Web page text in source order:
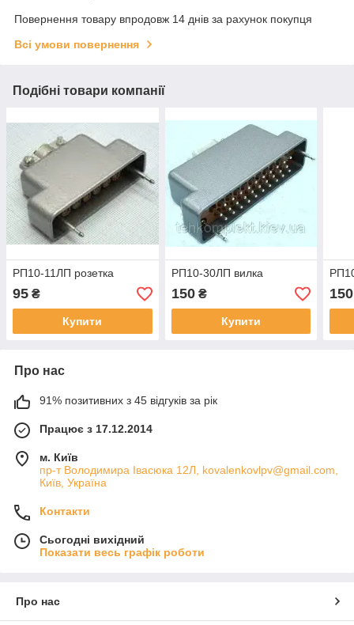
Повернення товару впродовж 14 днів за рахунок покупця
Всі умови повернення
Подібні товари компанії
РП10-11ЛП розетка
95 ₴
Купити
РП10-30ЛП вилка
150₴
Купити
150
Про нас
91% позитивних з 45 відгуків за рік
Працює з 17.12.2014
м. Київ
пр-т Володимира Івасюка 12Л, kovalenkovlpv@gmail.com,
Київ, Україна
Контакти
Сьогодні вихідний
Показати весь графік роботи
Про нас